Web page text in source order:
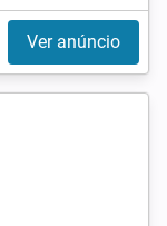
Ver anúncio